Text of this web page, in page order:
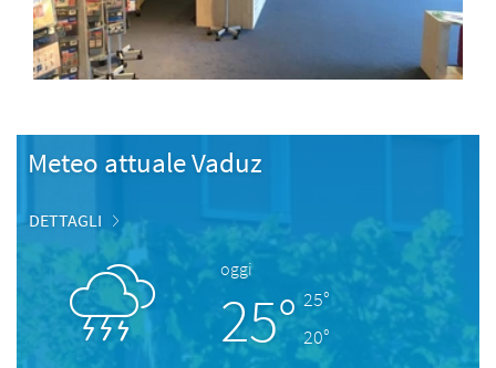
Meteo attuale Vaduz
DETTAGLI
oggi
25° 25°
20°